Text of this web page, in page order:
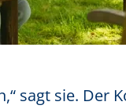
sagt sie.